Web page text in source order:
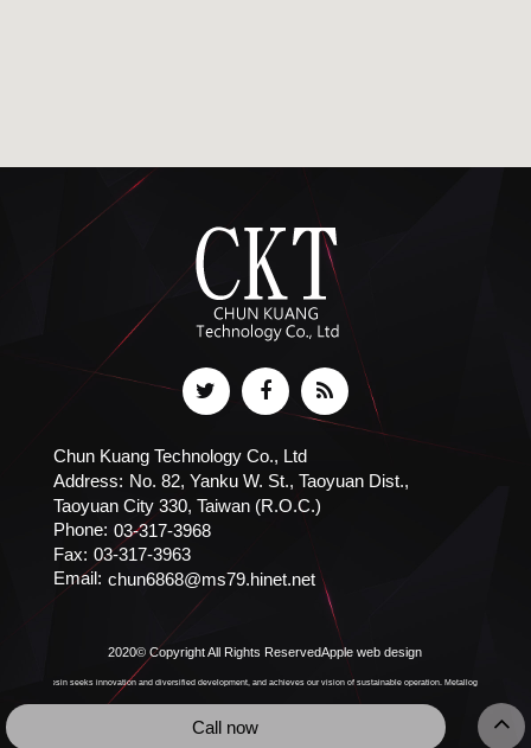
Chun Kuang Technology Co., Ltd
Address: No. 82, Yanku W. St., Taoyuan Dist.,
Taoyuan City 330, Taiwan (R.O.C.)
Phone: 03-317-3968
Fax: 03-317-3963
Email: chun6868@ms79.hinet.net
2020© Copyright All Rights ReservedApple web design
Acrylic resin seeks innovation and diversified development, and achieves our vision of sustainable operation. Metallographic
Call now